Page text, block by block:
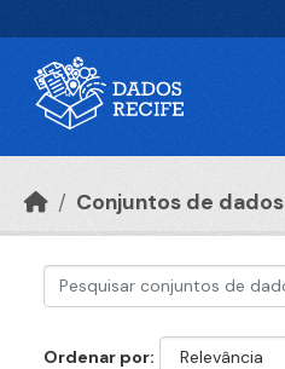
Conjuntos de dados
Ordenar por